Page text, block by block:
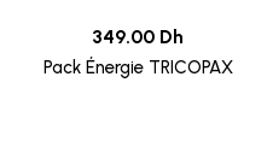
349.00 Dh
Pack Énergie TRICOPAX